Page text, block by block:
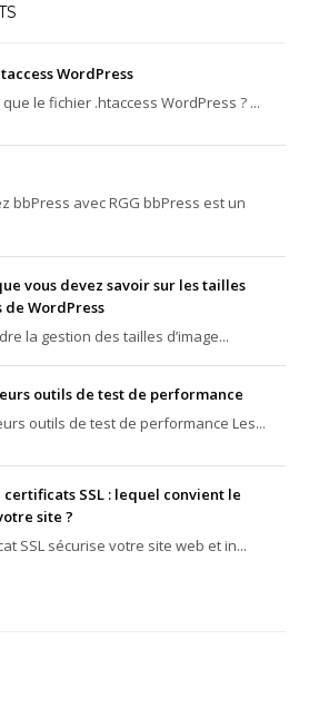
WordPress
que le fichier .htaccess WordPress ? ...
bbPress avec RGG bbPress est un
vous devez savoir sur les tailles
de WordPress
la gestion des tailles d’image...
outils de test de performance
outils de test de performance Les...
certificats SSL : lequel convient le
site ?
SSL sécurise votre site web et in...